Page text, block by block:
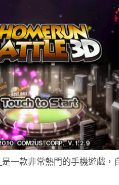
是一款非常熱門的手機遊戲